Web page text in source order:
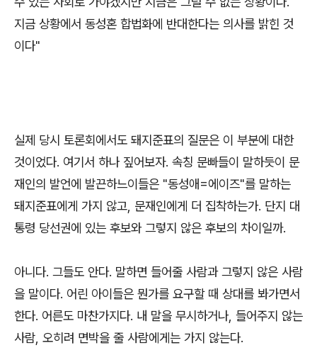
지금 상황에서 동성혼 합법화에 반대한다는 의사를 밝힌 것
이다"
실제 당시 토론회에서도 돼지준표의 질문은 이 부분에 대한
것이었다. 여기서 하나 짚어보자. 속칭 문빠들이 말하듯이 문
재인의 발언에 발끈하느이들은 "동성애=에이즈"를 말하는
돼지준표에게 가지 않고, 문재인에게 더 집착하는가. 단지 대
통령 당선권에 있는 후보와 그렇지 않은 후보의 차이일까.
아니다. 그들도 안다. 말하면 들어줄 사람과 그렇지 않은 사람
을 말이다. 어린 아이들은 뭔가를 요구할 때 상대를 봐가면서
한다. 어른도 마찬가지다. 내 말을 무시하거나, 들어주지 않는
사람, 오히려 면박을 줄 사람에게는 가지 않는다.